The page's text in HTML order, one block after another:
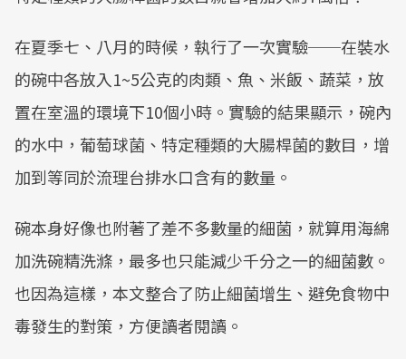
在夏季七、八月的時候，執行了一次實驗──在裝水
的碗中各放入1~5公克的肉類、魚、米飯、蔬菜，放
置在室溫的環境下10個小時。實驗的結果顯示，碗內
的水中，葡萄球菌、特定種類的大腸桿菌的數目，增
加到等同於流理台排水口含有的數量。
碗本身好像也附著了差不多數量的細菌，就算用海綿
加洗碗精洗滌，最多也只能減少千分之一的細菌數。
也因為這樣，本文整合了防止細菌增生、避免食物中
毒發生的對策，方便讀者閱讀。